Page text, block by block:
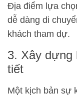
Địa điểm lựa
dễ dàng di
khách tham dự.
3. Xây dựng
tiết
Một kịch bản sự